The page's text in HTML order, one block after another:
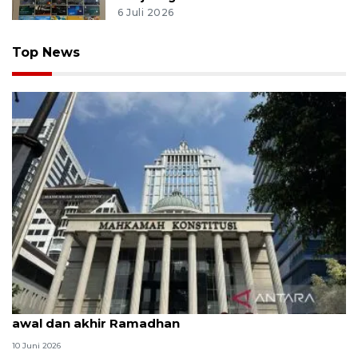
6 Juli 2026
Top News
MK uji materi UU Peradilan Agama perihal isbat
awal dan akhir Ramadhan
10 Juni 2026